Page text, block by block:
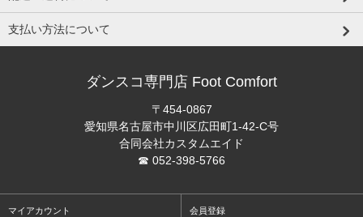
支払い方法について
ダンスコ専門店 Foot Comfort
〒454-0867
愛知県名古屋市中川区広田町1-42-C号
合同会社カスタムエイド
☎ 052-398-5766
マイアカウント 会員登録